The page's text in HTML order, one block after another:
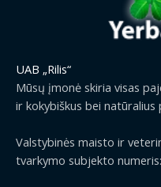
UAB „Rilis“
Mūsų įmonė skiria visas
ir kokybiškus bei natūralius
Valstybinės maisto ir
tvarkymo subjekto